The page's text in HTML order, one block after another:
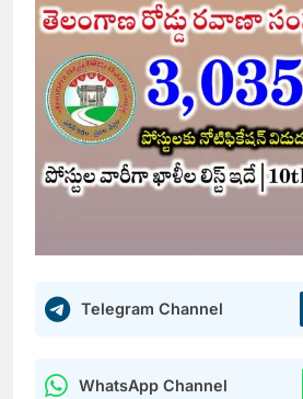
Telegram Channel
WhatsApp Channel